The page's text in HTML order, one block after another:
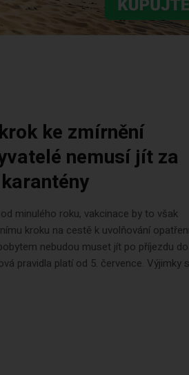
ke zmírnění
nemusí jít za
minulého roku, vakcinace by to však
kroku na cestě k uvolňování
nebudou muset jít po příjezdu do
pravidla platí od 5. července. Výjimky